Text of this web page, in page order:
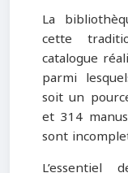
La
cette
catalogue
parmi
soit un
et 314
sont